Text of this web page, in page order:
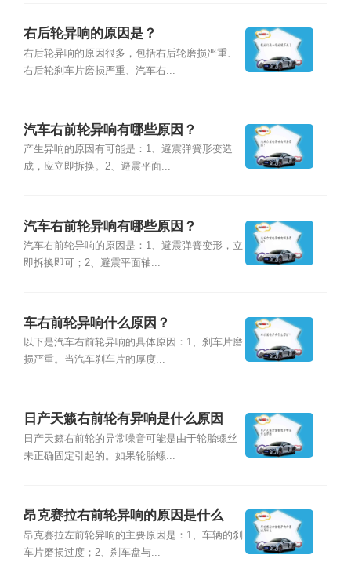
右后轮异响的原因是？
右后轮异响的原因很多，包括右后轮磨损严重、
右后轮刹车片磨损严重、汽车右...
汽车右前轮异响有哪些原因？
产生异响的原因有可能是：1、避震弹簧形变造
成，应立即拆换。2、避震平面...
汽车右前轮异响有哪些原因？
汽车右前轮异响的原因是：1、避震弹簧变形，立
即拆换即可；2、避震平面轴...
车右前轮异响什么原因？
以下是汽车右前轮异响的具体原因：1、刹车片磨
损严重。当汽车刹车片的厚度...
日产天籁右前轮有异响是什么原因
日产天籁右前轮的异常噪音可能是由于轮胎螺丝
未正确固定引起的。如果轮胎螺...
昂克赛拉右前轮异响的原因是什么
昂克赛拉左前轮异响的主要原因是：1、车辆的刹
车片磨损过度；2、刹车盘与...